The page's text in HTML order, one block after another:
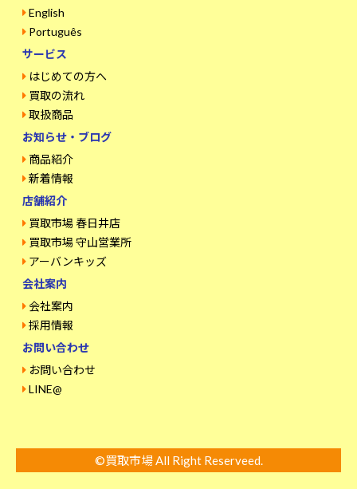
English
Português
サービス
はじめての方へ
買取の流れ
取扱商品
お知らせ・ブログ
商品紹介
新着情報
店舗紹介
買取市場 春日井店
買取市場 守山営業所
アーバンキッズ
会社案内
会社案内
採用情報
お問い合わせ
お問い合わせ
LINE@
©買取市場 All Right Reserveed.